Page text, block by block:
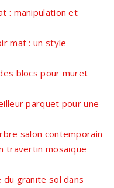
: manipulation et
mat : un style
blocs pour muret
parquet pour une
salon contemporain
travertin mosaïque
du granite sol dans